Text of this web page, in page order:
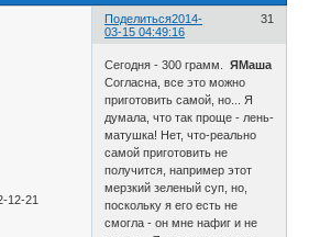
Поделиться 31
2014-
03-15 04:49:16
12-21
Сегодня - 300 грамм.ЯМаша
Согласна, все это можно
приготовить самой, но... Я
думала, что так проще - лень-
матушка! Нет, что-реально
самой приготовить не
получится, например этот
мерзкий зеленый суп, но,
поскольку я его есть не
смогла - он мне нафиг и не